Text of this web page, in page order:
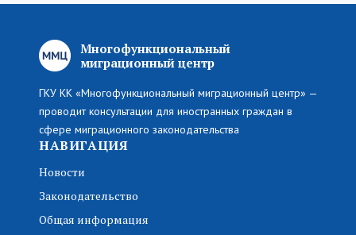
Многофункциональный
миграционный центр
ГКУ КК «Многофункциональный миграционный центр» —
проводит консультации для иностранных граждан в
сфере миграционного законодательства
НАВИГАЦИЯ
Новости
Законодательство
Общая информация